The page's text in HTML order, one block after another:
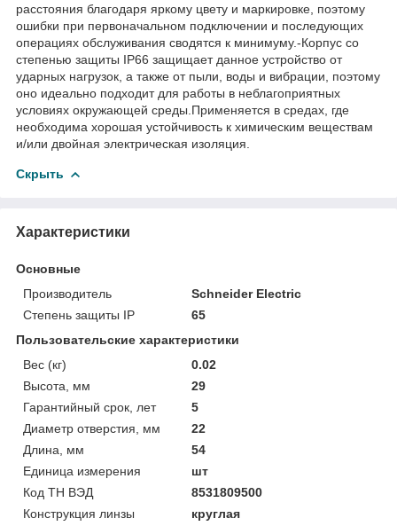
расстояния благодаря яркому цвету и маркировке, поэтому
ошибки при первоначальном подключении и последующих
операциях обслуживания сводятся к минимуму.-Корпус со
степенью защиты IP66 защищает данное устройство от
ударных нагрузок, а также от пыли, воды и вибрации, поэтому
оно идеально подходит для работы в неблагоприятных
условиях окружающей среды.Применяется в средах, где
необходима хорошая устойчивость к химическим веществам
и/или двойная электрическая изоляция.
Скрыть
Характеристики
Основные
Производитель
Schneider Electric
Степень защиты IP
65
Пользовательские характеристики
Вес (кг)
0.02
Высота, мм
29
Гарантийный срок, лет
5
Диаметр отверстия, мм
22
Длина, мм
54
Единица измерения
шт
Код ТН ВЭД
8531809500
Конструкция линзы
круглая